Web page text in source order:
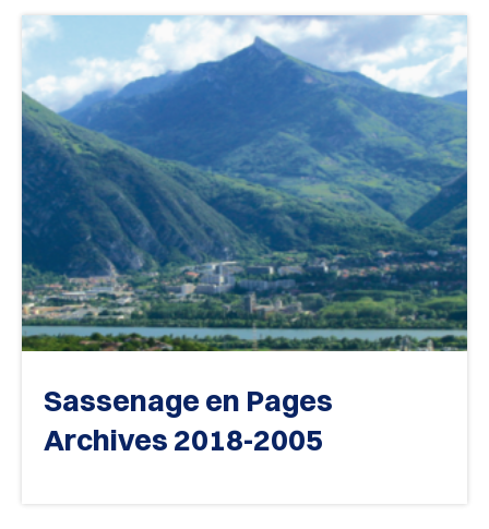
Sassenage en Pages
Archives 2018-2005